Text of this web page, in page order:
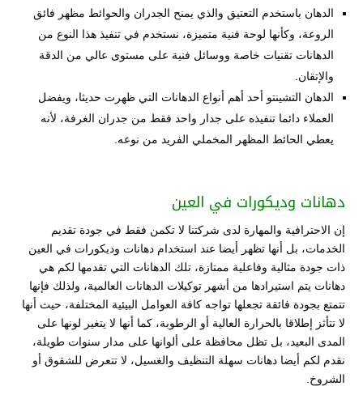
الدهان باستخدم التعتيق والذي يمنح الجدران والحوائط مظهر فائق
الروعة، وكأنها لوحة فنية متميزة، نستخدم في تنفيذ هذا النوع من
الدهانات تقنيات خاصة ووسائل فنية على مستوى عالي من الدقة
والإتقان.
الدهان التشينتو أحد أهم أنواع الدهانات التي ظهرت حديثا، ويفضل
العملاء دائما تنفيذه على جدار واحد فقط من جدران الغرفة، لأنه
يعطي الحائط المظهر المخملي الفريد من نوعه.
دهانات وديكورات في العين
إن الاحترافية والمهارة لدى شركتنا لا تكمن فقط في جودة تقديم
الخدمات، بل أنها تظهر أيضا عند استخدام دهانات وديكورات في العين
ذات جودة مثالية وفاعلية ممتازة، تلك الدهانات التي تقدمها لكم هي
دهانات يتم استيرادها من أشهر توكيلات الدهانات العالمية، ولذلك فإنها
تتمتع بجودة فائقة تجعلها تواجه كافة العوامل البيئية المختلفة، حيث أنها
لا تتأثز إطلاقا بالحرارة العالية أو الرطوبة، كما أنها لا يتغير لونها على
المدى البعيد، بل تظل محافظة على ألوانها على مدار سنوات طويلة،
نقدم لكم أيضا دهانات سهلة التنظيف والغسيل، لا تتعرض للشقوق أو
الشروخ.